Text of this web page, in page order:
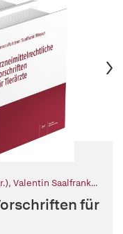
, Valentin Saalfrank
für